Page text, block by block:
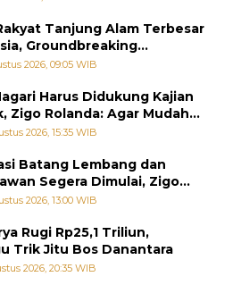
Tanjung Alam Terbesar
Groundbreaking
2026, 09:05 WIB
Harus Didukung Kajian
Zigo Rolanda: Agar Mudah
di Kementerian
2026, 15:35 WIB
Batang Lembang dan
Segera Dimulai, Zigo
Proyek Berjalan
2026, 13:00 WIB
Rugi Rp25,1 Triliun,
Trik Jitu Bos Danantara
2026, 20:35 WIB